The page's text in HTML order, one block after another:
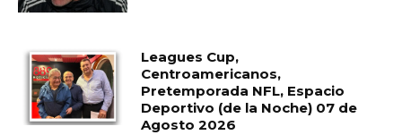
Leagues Cup,
Centroamericanos,
Pretemporada NFL, Espacio
Deportivo (de la Noche) 07 de
Agosto 2026